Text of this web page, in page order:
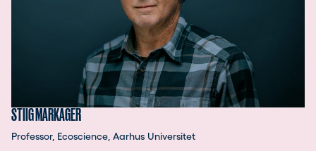
STIIG MARKAGER
Professor, Ecoscience, Aarhus Universitet